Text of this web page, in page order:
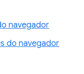
navegador
do navegador